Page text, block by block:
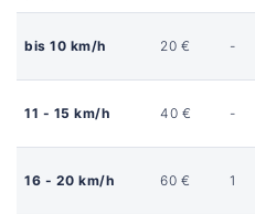
bis 10 km/h 20 € -
11 - 15 km/h 40 € -
16 - 20 km/h 60 € 1